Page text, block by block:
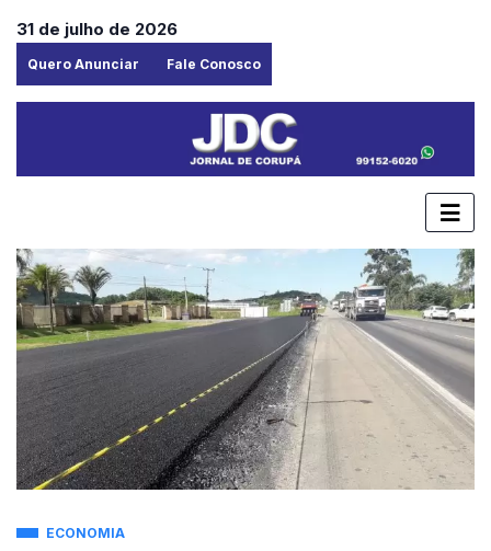
31 de julho de 2026
Quero Anunciar Fale Conosco
ECONOMIA